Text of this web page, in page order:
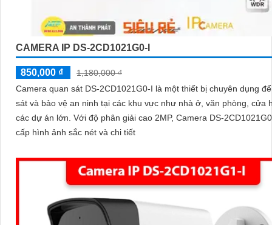
CAMERA IP DS-2CD1021G0-I
850,000 ₫
1,180,000 ₫
Camera quan sát DS-2CD1021G0-I là một thiết bị chuyên dụng
sát và bảo vệ an ninh tại các khu vực như nhà ở, văn phòng, cửa
các dự án lớn. Với độ phân giải cao 2MP, Camera DS-2CD1021G0-I cung
cấp hình ảnh sắc nét và chi tiết